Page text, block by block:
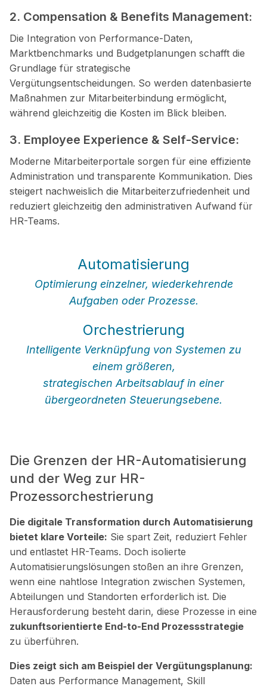
2. Compensation & Benefits Management:
Die Integration von Performance-Daten,
Marktbenchmarks und Budgetplanungen schafft die
Grundlage für strategische
Vergütungsentscheidungen. So werden datenbasierte
Maßnahmen zur Mitarbeiterbindung ermöglicht,
während gleichzeitig die Kosten im Blick bleiben.
3. Employee Experience & Self-Service:
Moderne Mitarbeiterportale sorgen für eine effiziente
Administration und transparente Kommunikation. Dies
steigert nachweislich die Mitarbeiterzufriedenheit und
reduziert gleichzeitig den administrativen Aufwand für
HR-Teams.
Automatisierung
Optimierung einzelner, wiederkehrende
Aufgaben oder Prozesse.
Orchestrierung
Intelligente Verknüpfung von Systemen zu
einem größeren,
strategischen Arbeitsablauf in einer
übergeordneten Steuerungsebene.
Die Grenzen der HR-Automatisierung
und der Weg zur HR-
Prozessorchestrierung
Die digitale Transformation durch Automatisierung
bietet klare Vorteile: Sie spart Zeit, reduziert Fehler
und entlastet HR-Teams. Doch isolierte
Automatisierungslösungen stoßen an ihre Grenzen,
wenn eine nahtlose Integration zwischen Systemen,
Abteilungen und Standorten erforderlich ist. Die
Herausforderung besteht darin, diese Prozesse in eine
zukunftsorientierte End-to-End Prozessstrategie
zu überführen.
Dies zeigt sich am Beispiel der Vergütungsplanung:
Daten aus Performance Management, Skill